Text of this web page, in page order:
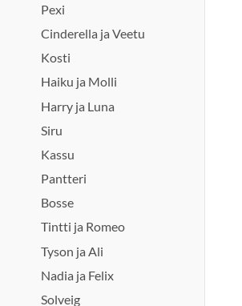
Pexi
Cinderella ja Veetu
Kosti
Haiku ja Molli
Harry ja Luna
Siru
Kassu
Pantteri
Bosse
Tintti ja Romeo
Tyson ja Ali
Nadia ja Felix
Solveig